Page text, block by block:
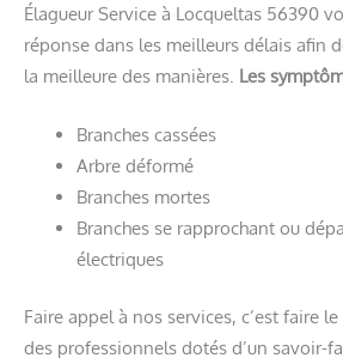
Élagueur Service à Locqueltas 56390
réponse dans les meilleurs délais afin
la meilleure des manières. Les
Branches cassées
Arbre déformé
Branches mortes
Branches se rapprochant ou
électriques
Faire appel à nos services, c’est faire
des professionnels dotés d’un savoir-